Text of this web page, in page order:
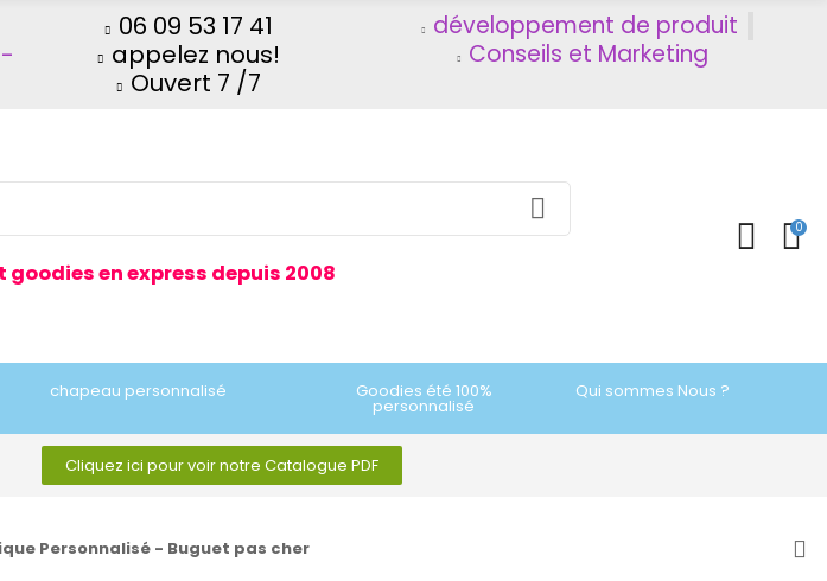
06 09 53 17 41
appelez nous!
Ouvert 7 /7
développement de produit
Conseils et Marketing
en express depuis 2008
0
chapeau personnalisé Goodies été 100%
personnalisé
Qui sommes Nous ?
Cliquez ici pour voir notre Catalogue PDF
Personnalisé - Buguet pas cher